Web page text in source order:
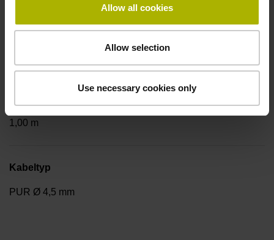
Allow all cookies
Allow selection
Use necessary cookies only
Anschlussrichtung
Kabelausgang tangential (rechts)
1,00 m
Kabeltyp
PUR Ø 4,5 mm